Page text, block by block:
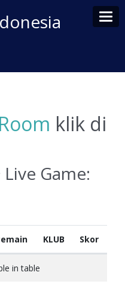
klik di
Game:
KLUB Skor
in table